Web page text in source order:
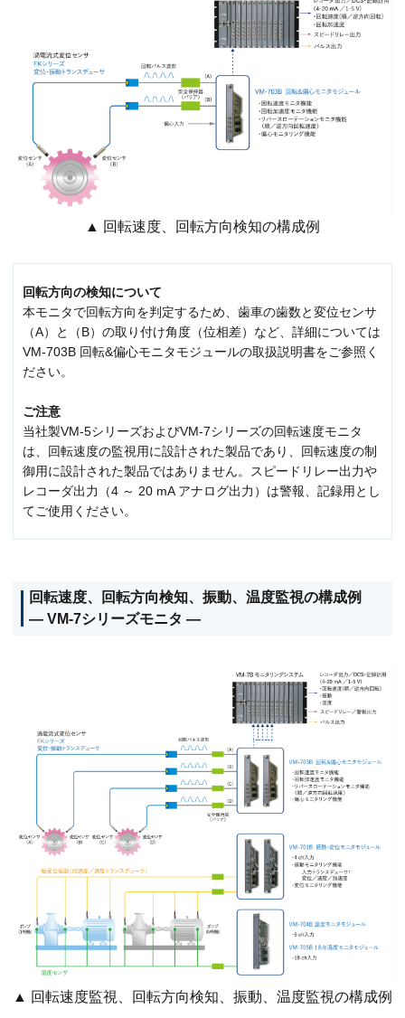
▲ 回転速度、回転方向検知の構成例
回転方向の検知について
本モニタで回転方向を判定するため、歯車の歯数と変位センサ
（A）と（B）の取り付け角度（位相差）など、詳細については
VM-703B 回転&偏心モニタモジュールの取扱説明書をご参照く
ださい。
ご注意
当社製VM-5シリーズおよびVM-7シリーズの回転速度モニタ
は、回転速度の監視用に設計された製品であり、回転速度の制
御用に設計された製品ではありません。スピードリレー出力や
レコーダ出力（4 ～ 20 mA アナログ出力）は警報、記録用とし
てご使用ください。
回転速度、回転方向検知、振動、温度監視の構成例
― VM-7シリーズモニタ ―
▲ 回転速度監視、回転方向検知、振動、温度監視の構成例